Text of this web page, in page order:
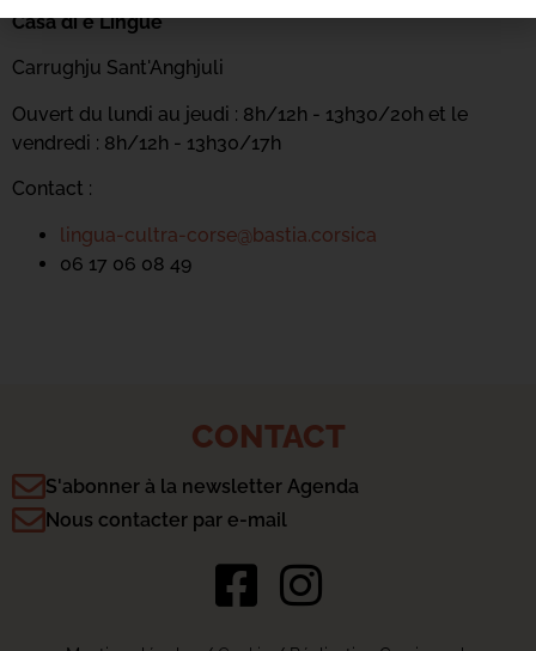
Casa di e Lingue
Carrughju Sant'Anghjuli
Ouvert du lundi au jeudi : 8h/12h - 13h30/20h et le
vendredi : 8h/12h - 13h30/17h
Contact :
lingua-cultra-corse@bastia.corsica
06 17 06 08 49
CONTACT
S'abonner à la newsletter Agenda
Nous contacter par e-mail